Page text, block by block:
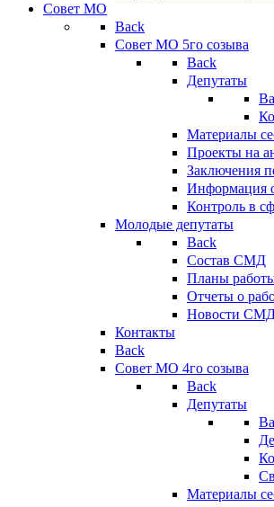
Совет МО
Back
Совет МО 5го созыва
Back
Депутаты
Материалы
Проекты на
Заключения
Информация
Контроль в
Молодые депутаты
Back
Состав СМД
Планы
Отчеты о
Новости
Контакты
Back
Совет МО 4го созыва
Back
Депутаты
Материалы